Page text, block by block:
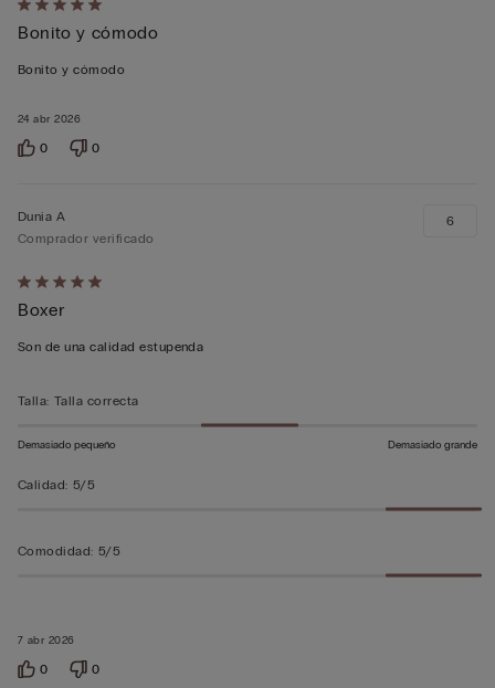
Calificación
de
5
5
24 abr 2026
Bonito y cómodo
Bonito y cómodo
0 0
Calificación
de
5
5
7 abr 2026
Dunia A
Comprador verificado
Boxer
Son de una calidad estupenda
6
Talla: Talla correcta
Demasiado pequeño Demasiado grande
Calidad: 5/5
Comodidad: 5/5
0 0